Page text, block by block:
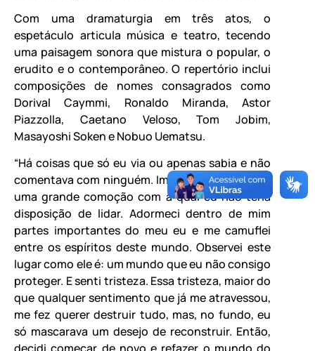
Com uma dramaturgia em três atos, o
espetáculo articula música e teatro, tecendo
uma paisagem sonora que mistura o popular, o
erudito e o contemporâneo. O repertório inclui
composições de nomes consagrados como
Dorival Caymmi, Ronaldo Miranda, Astor
Piazzolla, Caetano Veloso, Tom Jobim,
Masayoshi Soken e Nobuo Uematsu.
“Há coisas que só eu via ou apenas sabia e não
comentava com ninguém. Imagino que causaria
uma grande comoção com a qual eu não teria
disposição de lidar. Adormeci dentro de mim
partes importantes do meu eu e me camuflei
entre os espíritos deste mundo. Observei este
lugar como ele é: um mundo que eu não consigo
proteger. E senti tristeza. Essa tristeza, maior do
que qualquer sentimento que já me atravessou,
me fez querer destruir tudo, mas, no fundo, eu
só mascarava um desejo de reconstruir. Então,